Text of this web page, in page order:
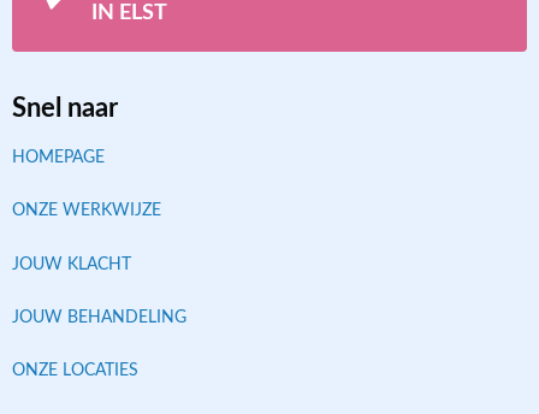
IN ELST
Snel naar
HOMEPAGE
ONZE WERKWIJZE
JOUW KLACHT
JOUW BEHANDELING
ONZE LOCATIES